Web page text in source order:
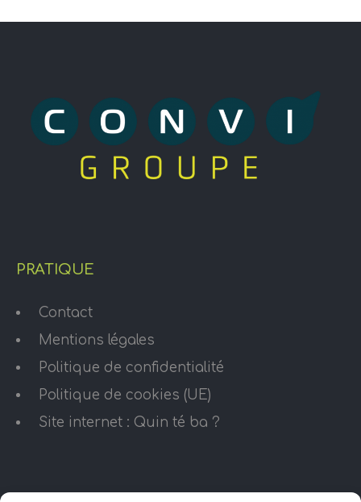
PRATIQUE
Contact
Mentions légales
Politique de confidentialité
Politique de cookies (UE)
Site internet : Quin té ba ?